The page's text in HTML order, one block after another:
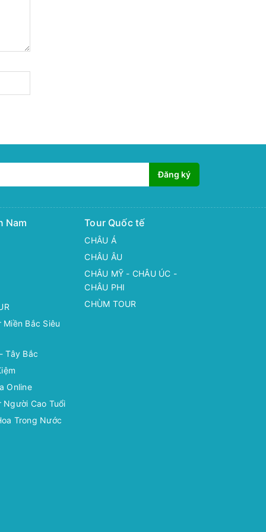
Đăng ký
Nam
Miền Bắc Siêu
Tây Bắc
Online
Người Cao Tuổi
Trong Nước
Tour Quốc tế
CHÂU Á
CHÂU ÂU
CHÂU MỸ - CHÂU ÚC -
CHÂU PHI
CHÙM TOUR